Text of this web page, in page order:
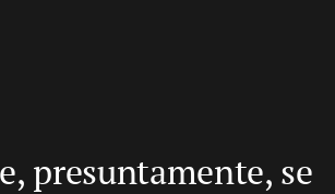
presuntamente, se